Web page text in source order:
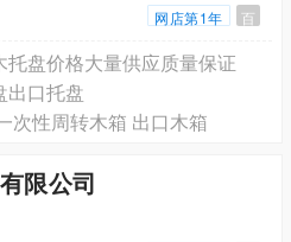
网店第1年 百
盘价格大量供应质量保证
出口托盘
次性周转木箱 出口木箱
限公司